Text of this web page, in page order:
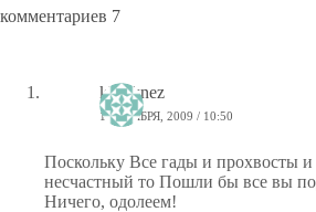
комментариев 7
kkr_knez
18 НОЯБРЯ, 2009 / 10:50
Поскольку Все гады и прохвосты
несчастный то Пошли бы все вы
Ничего, одолеем!